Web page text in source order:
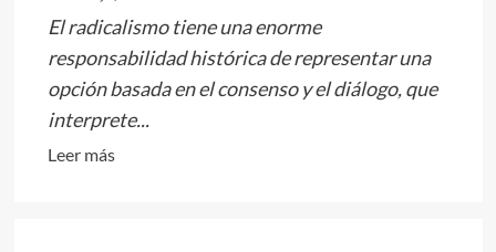
El radicalismo tiene una enorme
responsabilidad histórica de representar una
opción basada en el consenso y el diálogo, que
interprete...
Leer másLeer